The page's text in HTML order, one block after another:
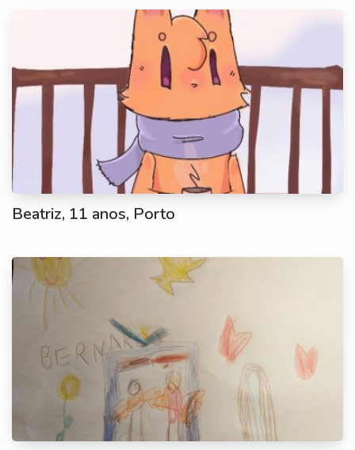
Beatriz, 11 anos, Porto